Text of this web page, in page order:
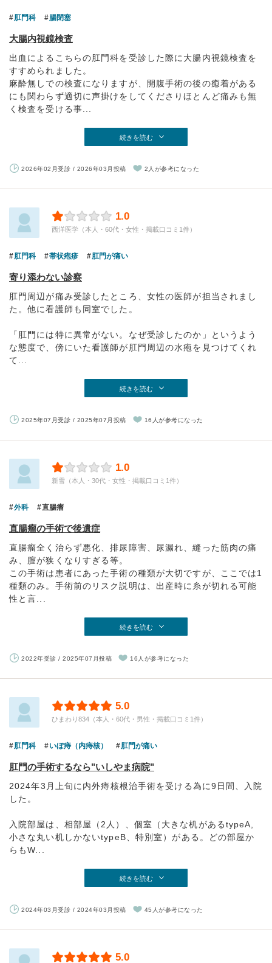
肛門科 腸閉塞
大腸内視鏡検査
出血によるこちらの肛門科を受診した際に大腸内視鏡検査を
すすめられました。
麻酔無しでの検査になりますが、開腹手術の後の癒着がある
にも関わらず適切に声掛けをしてくださりほとんど痛みも無
く検査を受ける事...
続きを読む
2026年02月受診 / 2026年03月投稿 2人が参考になった
1.0
西洋医学（本人・60代・女性・掲載口コミ1件）
肛門科 帯状疱疹 肛門が痛い
寄り添わない診察
肛門周辺が痛み受診したところ、女性の医師が担当されまし
た。他に看護師も同室でした。
「肛門には特に異常がない。なぜ受診したのか」というよう
な態度で、傍にいた看護師が肛門周辺の水疱を見つけてくれ
て...
続きを読む
2025年07月受診 / 2025年07月投稿 16人が参考になった
1.0
新雪（本人・30代・女性・掲載口コミ1件）
外科 直腸瘤
直腸瘤の手術で後遺症
直腸瘤全く治らず悪化、排尿障害、尿漏れ、縫った筋肉の痛
み、膣が狭くなりすぎる等。
この手術は患者にあった手術の種類が大切ですが、ここでは1
種類のみ。手術前のリスク説明は、出産時に糸が切れる可能
性と言...
続きを読む
2022年受診 / 2025年07月投稿 16人が参考になった
5.0
ひまわり834（本人・60代・男性・掲載口コミ1件）
肛門科 いぼ痔（内痔核） 肛門が痛い
肛門の手術するなら"いしやま病院"
2024年3月上旬に内外痔核根治手術を受ける為に9日間、入院
した。
入院部屋は、相部屋（2人）、個室（大きな机があるtypeA,
小さな丸い机しかないtypeB、特別室）がある。どの部屋か
らもW...
続きを読む
2024年03月受診 / 2024年03月投稿 45人が参考になった
5.0